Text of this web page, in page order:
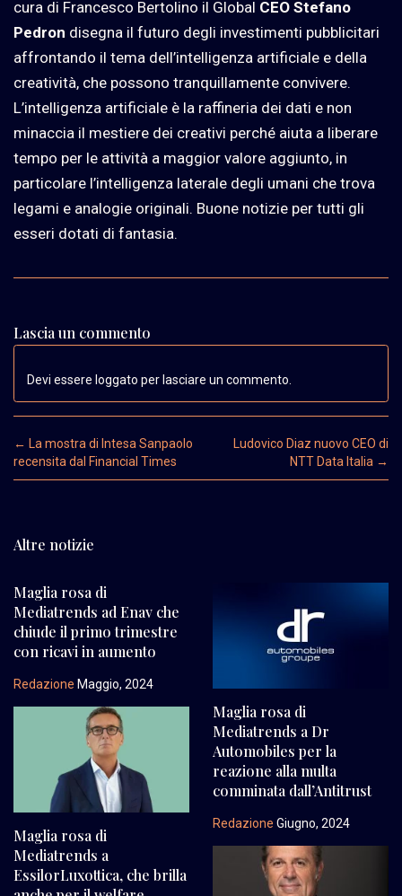
cura di Francesco Bertolino il Global CEO Stefano
Pedron disegna il futuro degli investimenti pubblicitari
affrontando il tema dell’intelligenza artificiale e della
creatività, che possono tranquillamente convivere.
L’intelligenza artificiale è la raffineria dei dati e non
minaccia il mestiere dei creativi perché aiuta a liberare
tempo per le attività a maggior valore aggiunto, in
particolare l’intelligenza laterale degli umani che trova
legami e analogie originali. Buone notizie per tutti gli
esseri dotati di fantasia.
Lascia un commento
Devi essere loggato per lasciare un commento.
Post navigation
← La mostra di Intesa Sanpaolo
recensita dal Financial Times
Ludovico Diaz nuovo CEO di
NTT Data Italia →
Altre notizie
Maglia rosa di
Mediatrends ad Enav che
chiude il primo trimestre
con ricavi in aumento
Redazione Maggio, 2024
Maglia rosa di
Mediatrends a Dr
Automobiles per la
reazione alla multa
comminata dall’Antitrust
Redazione Giugno, 2024
Maglia rosa di
Mediatrends a
EssilorLuxottica, che brilla